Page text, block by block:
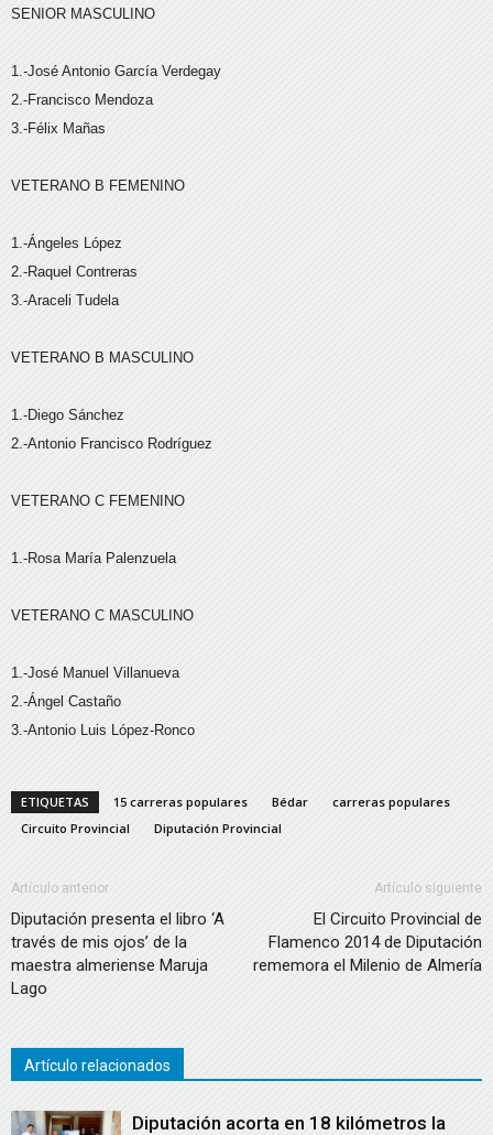
SENIOR MASCULINO
1.-José Antonio García Verdegay
2.-Francisco Mendoza
3.-Félix Mañas
VETERANO B FEMENINO
1.-Ángeles López
2.-Raquel Contreras
3.-Araceli Tudela
VETERANO B MASCULINO
1.-Diego Sánchez
2.-Antonio Francisco Rodríguez
VETERANO C FEMENINO
1.-Rosa María Palenzuela
VETERANO C MASCULINO
1.-José Manuel Villanueva
2.-Ángel Castaño
3.-Antonio Luis López-Ronco
ETIQUETAS 15 carreras populares Bédar
carreras populares
Circuito Provincial
Diputación Provincial
Artículo anterior
Diputación presenta el libro ‘A
través de mis ojos’ de la
maestra almeriense Maruja
Lago
Artículo siguiente
El Circuito Provincial de
Flamenco 2014 de Diputación
rememora el Milenio de Almería
Artículo relacionados
Diputación acorta en 18 kilómetros la